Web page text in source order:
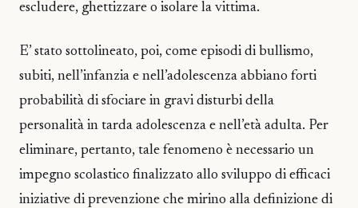
escludere, ghettizzare o isolare la vittima.
E’ stato sottolineato, poi, come episodi di bullismo,
subiti, nell’infanzia e nell’adolescenza abbiano forti
probabilità di sfociare in gravi disturbi della
personalità in tarda adolescenza e nell’età adulta. Per
eliminare, pertanto, tale fenomeno è necessario un
impegno scolastico finalizzato allo sviluppo di efficaci
iniziative di prevenzione che mirino alla definizione di